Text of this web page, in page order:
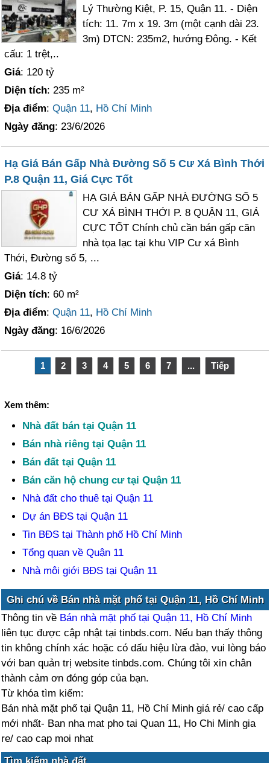
Lý Thường Kiệt, P. 15, Quận 11. - Diện
tích: 11. 7m x 19. 3m (một cạnh dài 23.
3m) DTCN: 235m2, hướng Đông. - Kết
cấu: 1 trệt,..
Giá: 120 tỷ
Diện tích: 235 m²
Địa điểm:Quận 11, Hồ Chí Minh
Ngày đăng: 23/6/2026
Hạ Giá Bán Gấp Nhà Đường Số 5 Cư Xá Bình Thới
P.8 Quận 11, Giá Cực Tốt
HẠ GIÁ BÁN GẤP NHÀ ĐƯỜNG SỐ 5
CƯ XÁ BÌNH THỚI P. 8 QUẬN 11, GIÁ
CỰC TỐT Chính chủ cần bán gấp căn
nhà tọa lạc tại khu VIP Cư xá Bình
Thới, Đường số 5, ...
Giá: 14.8 tỷ
Diện tích: 60 m²
Địa điểm:Quận 11, Hồ Chí Minh
Ngày đăng: 16/6/2026
1 2 3 4 5 6 7 ... Tiếp
Xem thêm:
Nhà đất bán tại Quận 11
Bán nhà riêng tại Quận 11
Bán đất tại Quận 11
Bán căn hộ chung cư tại Quận 11
Nhà đất cho thuê tại Quận 11
Dự án BĐS tại Quận 11
Tin BĐS tại Thành phố Hồ Chí Minh
Tổng quan về Quận 11
Nhà môi giới BĐS tại Quận 11
Ghi chú về Bán nhà mặt phố tại Quận 11, Hồ Chí Minh
Thông tin về Bán nhà mặt phố tại Quận 11, Hồ Chí Minh
liên tục được cập nhật tại tinbds.com. Nếu bạn thấy thông
tin không chính xác hoặc có dấu hiệu lừa đảo, vui lòng báo
với ban quản trị website tinbds.com. Chúng tôi xin chân
thành cảm ơn đóng góp của bạn.
Từ khóa tìm kiếm:
Bán nhà mặt phố tại Quận 11, Hồ Chí Minh giá rẻ/ cao cấp
mới nhất- Ban nha mat pho tai Quan 11, Ho Chi Minh gia
re/ cao cap moi nhat